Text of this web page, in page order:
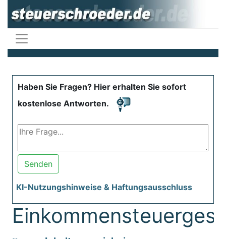
Haben Sie Fragen? Hier erhalten Sie sofort
kostenlose Antworten.
Senden
KI-Nutzungshinweise & Haftungsausschluss